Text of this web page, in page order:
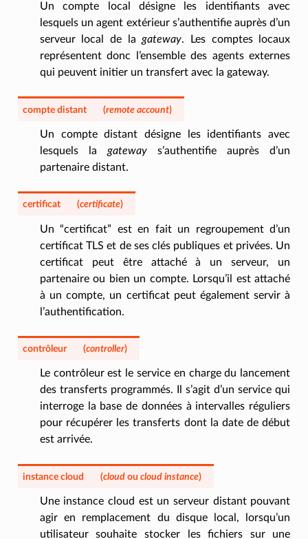
Un compte local désigne les identifiants avec
lesquels un agent extérieur s’authentifie auprès d’un
serveur local de la gateway. Les comptes locaux
représentent donc l’ensemble des agents externes
qui peuvent initier un transfert avec la gateway.
compte distant (remote account)
Un compte distant désigne les identifiants avec
lesquels la gateways’authentifie auprès d’un
partenaire distant.
certificat (certificate)
Un “certificat” est en fait un regroupement d’un
certificat TLS et de ses clés publiques et privées. Un
certificat peut être attaché à un serveur, un
partenaire ou bien un compte. Lorsqu’il est attaché
à un compte, un certificat peut également servir à
l’authentification.
contrôleur (controller)
Le contrôleur est le service en charge du lancement
des transferts programmés. Il s’agit d’un service qui
interroge la base de données à intervalles réguliers
pour récupérer les transferts dont la date de début
est arrivée.
instance cloud (cloud oucloud instance)
Une instance cloud est un serveur distant pouvant
agir en remplacement du disque local, lorsqu’un
utilisateur souhaite stocker les fichiers sur une